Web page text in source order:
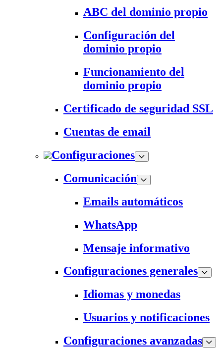
ABC del dominio propio
Configuración del
dominio propio
Funcionamiento del
dominio propio
Certificado de seguridad SSL
Cuentas de email
Configuraciones
Comunicación
Emails automáticos
WhatsApp
Mensaje informativo
Configuraciones generales
Idiomas y monedas
Usuarios y notificaciones
Configuraciones avanzadas